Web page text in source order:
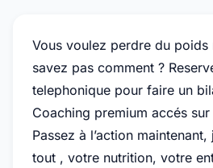
Vous voulez perdre du poids
savez pas comment ?
telephonique pour faire un
Coaching premium accés sur
Passez à l’action maintenant,
tout , votre nutrition, votre